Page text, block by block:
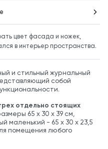
цвет фасада и ножек,
в интерьер пространства.
и стильный журнальный
собой
отдельно стоящих
65 х 30 х 39 см,
маленький - 65 х 30 х 23,5
помещения любого